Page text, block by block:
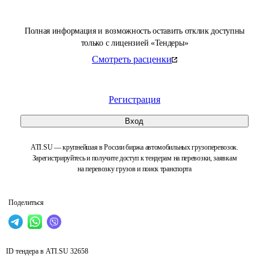
Полная информация и возможность оставить отклик доступны
только с лицензией «Тендеры»
Смотреть расценки
Регистрация
Вход
ATI.SU — крупнейшая в России биржа автомобильных грузоперевозок.
Зарегистрируйтесь и получите доступ к тендерам на перевозки, заявкам
на перевозку грузов и поиск транспорта
Поделиться
ID тендера в ATI.SU 32658